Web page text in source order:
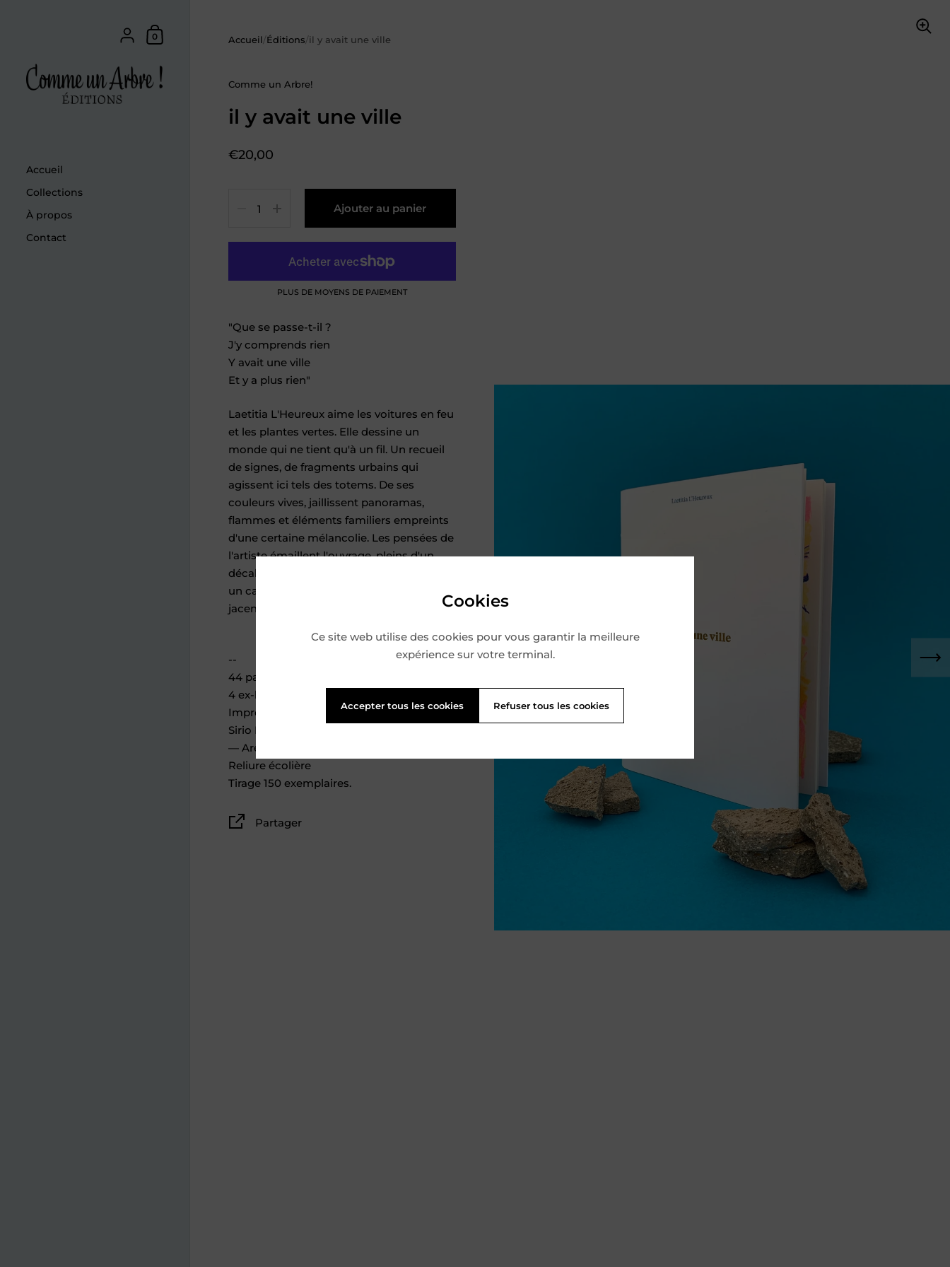
{"title"=>"Compte", "addresses"=>"Adresses", "orders"=>"Commandes"}
Mon panier
0
Accueil
Collections
À propos
Contact
Diapositive précédente
Accueil/Éditions/il y avait une ville
Comme un Arbre!
il y avait une ville
Prix:
€20,00
Ajouter au panier
PLUS DE MOYENS DE PAIEMENT
"Que se passe-t-il ?
J'y comprends rien
Y avait une ville
Et y a plus rien"
Laetitia L'Heureux aime les voitures en feu
et les plantes vertes. Elle dessine un
monde qui ne tient qu'à un fil. Un recueil
de signes, de fragments urbains qui
agissent ici tels des totems. De ses
couleurs vives, jaillissent panoramas,
flammes et éléments familiers empreints
d'une certaine mélancolie. Les pensées de
l'artiste émaillent l'ouvrage, pleins d'un
décalage espiègle. Se dégagent à la fois
un calme apparent et une urgence sous-
jacente.
--
44 pages format 13 x 19 cm
4 ex-libris 10 x 15 cm
Impression Riso 2/3 couleurs
Sirio Pearl Ice White en 300 g (couverture)
— Arena Natural Bulk en 120 g (intérieur)
Reliure écolière
Tirage 150 exemplaires.
Partager
Cookies
Ce site web utilise des cookies pour vous garantir la meilleure
expérience sur votre terminal.
Accepter tous les cookies Refuser tous les cookies